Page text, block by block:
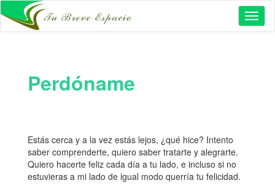
Perdóname
Estás cerca y a la vez estás lejos, ¿qué hice? Intento
saber comprenderte, quiero saber tratarte y alegrarte.
Quiero hacerte feliz cada día a tu lado, e incluso si no
estuvieras a mi lado de igual modo querría tu felicidad.